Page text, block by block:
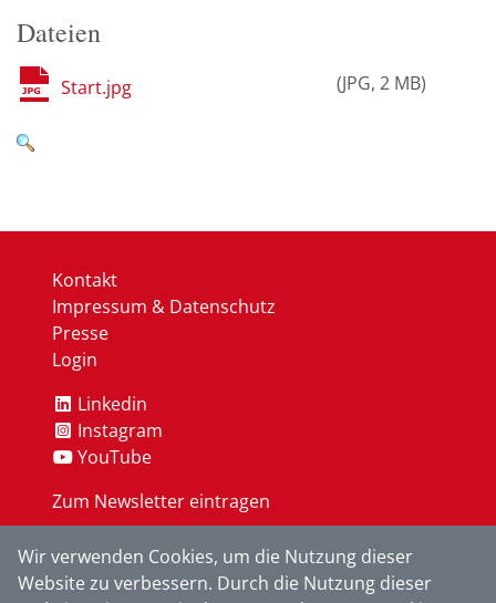
Dateien
Start.jpg JPG 2 MB
Kontakt
Impressum & Datenschutz
Presse
Login
Linkedin
Instagram
YouTube
Zum Newsletter eintragen
OK
Wir verwenden Cookies, um die Nutzung dieser
Website zu verbessern. Durch die Nutzung dieser